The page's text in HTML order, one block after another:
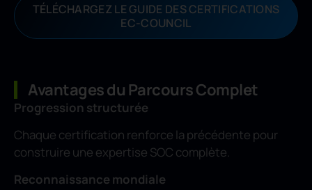
TÉLÉCHARGEZ LE GUIDE DES CERTIFICATIONS
EC-COUNCIL
Avantages du Parcours Complet
Progression structurée
Chaque certification renforce la précédente pour
construire une expertise SOC complète.
Reconnaissance mondiale